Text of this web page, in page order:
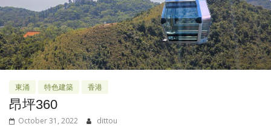
東涌 特色建築 香港
昂坪360
October 31, 2022 dittou